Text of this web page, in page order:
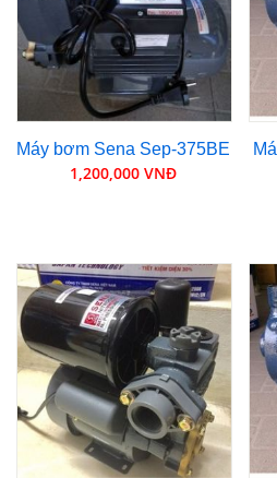
Máy bơm Sena Sep-375BE
1,200,000 VNĐ